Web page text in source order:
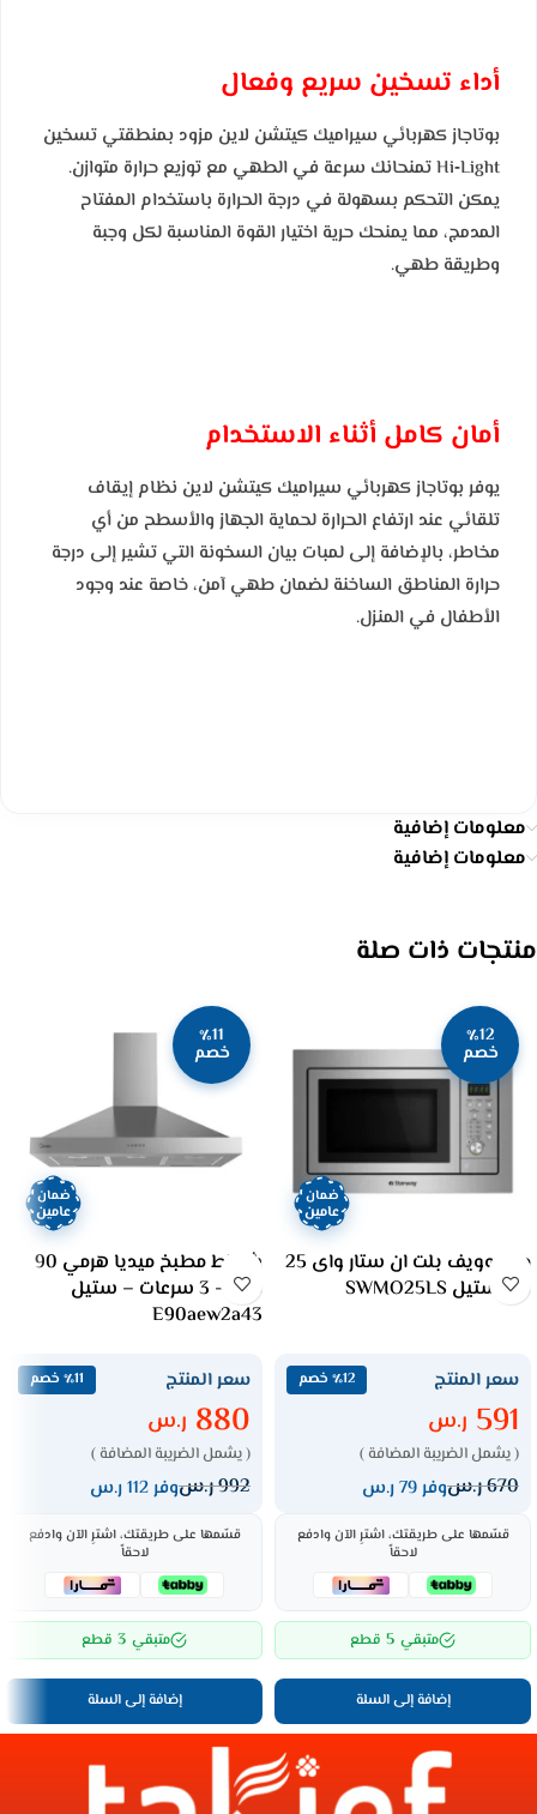
أداء تسخين سريع وفعال
بوتاجاز كهربائي سيراميك كيتشن لاين مزود بمنطقتي تسخين
Hi‑Light تمنحانك سرعة في الطهي مع توزيع حرارة متوازن.
يمكن التحكم بسهولة في درجة الحرارة باستخدام المفتاح
المدمج، مما يمنحك حرية اختيار القوة المناسبة لكل وجبة
وطريقة طهي.
أمان كامل أثناء الاستخدام
يوفر بوتاجاز كهربائي سيراميك كيتشن لاين نظام إيقاف
تلقائي عند ارتفاع الحرارة لحماية الجهاز والأسطح من أي
مخاطر، بالإضافة إلى لمبات بيان السخونة التي تشير إلى درجة
حرارة المناطق الساخنة لضمان طهي آمن، خاصة عند وجود
الأطفال في المنزل.
معلومات إضافية
معلومات إضافية
منتجات ذات صلة
٪12
خصم
ضمان
عامين
ميكروويف بلت ان ستار واى 25
لتر _ستيل SWMO25LS
سعر المنتج ٪12 خصم
591 ر.س
( يشمل الضريبة المضافة )
670ر.سوفر 79 ر.س
قسّمها على طريقتك، اشترِ الآن وادفع
لاحقاً
متبقي 5 قطع
إضافة إلى السلة
٪11
خصم
ضمان
عامين
شفاط مطبخ ميديا هرمي 90
سم – 3 سرعات – ستيل
E90aew2a43
سعر المنتج ٪11 خصم
880 ر.س
( يشمل الضريبة المضافة )
992ر.سوفر 112 ر.س
قسّمها على طريقتك، اشترِ الآن وادفع
لاحقاً
متبقي 3 قطع
إضافة إلى السلة